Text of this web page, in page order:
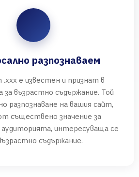
разпознаваем
е известен и признат в
възрастно съдържание. Той
разпознаване на вашия сайт,
съществено значение за
аудиторията, интересуваща се
съдържание.